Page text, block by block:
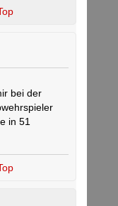
bei der
in 51